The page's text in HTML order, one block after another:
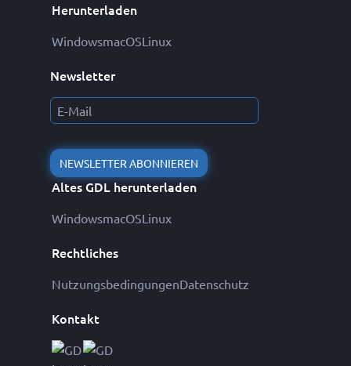
Herunterladen
WindowsmacOSLinux
Newsletter
NEWSLETTER ABONNIEREN
Altes GDL herunterladen
WindowsmacOSLinux
Rechtliches
NutzungsbedingungenDatenschutz
Kontakt